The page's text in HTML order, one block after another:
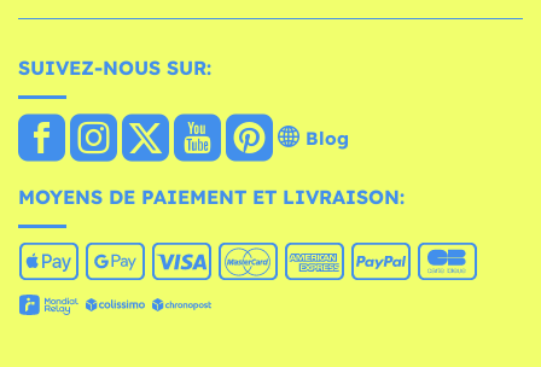
SUIVEZ-NOUS SUR:
Blog
MOYENS DE PAIEMENT ET LIVRAISON: